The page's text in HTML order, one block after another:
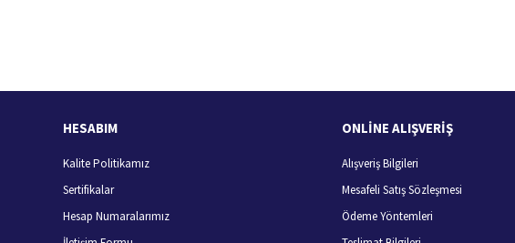
HESABIM
Kalite Politikamız
Sertifikalar
Hesap Numaralarımız
ONLİNE ALIŞVERİŞ
Alışveriş Bilgileri
Mesafeli Satış Sözleşmesi
Ödeme Yöntemleri